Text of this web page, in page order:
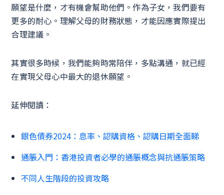
願望是什麼，才有機會幫助他們。作為子女，我們要有
更多的耐心。理解父母的財務狀態，才能因應實際提出
合理建議。
其實很多時候，我們能夠時常陪伴，多點溝通，就已經
在實現父母心中最大的退休願望。
延伸閱讀：
銀色債券2024：息率、認購資格、認購日期全面睇
通脹入門：香港投資者必學的通脹概念與抗通脹策略
不同人生階段的投資攻略